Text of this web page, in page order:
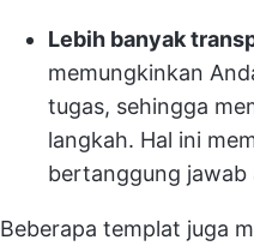
Lebih banyak
memungkinkan
tugas, sehingga
langkah. Hal ini
bertanggung
Beberapa templat juga